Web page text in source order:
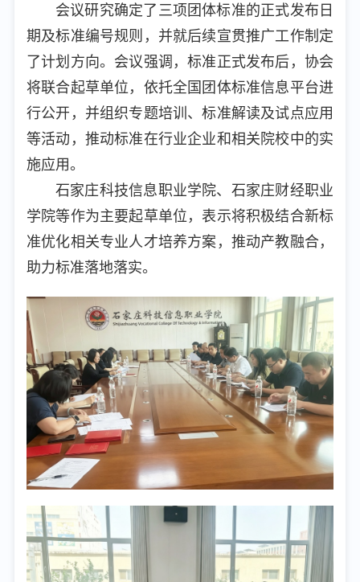
会议研究确定了三项团体标准的正式发布日
期及标准编号规则，并就后续宣贯推广工作制定
了计划方向。会议强调，标准正式发布后，协会
将联合起草单位，依托全国团体标准信息平台进
行公开，并组织专题培训、标准解读及试点应用
等活动，推动标准在行业企业和相关院校中的实
施应用。
石家庄科技信息职业学院、石家庄财经职业
学院等作为主要起草单位，表示将积极结合新标
准优化相关专业人才培养方案，推动产教融合，
助力标准落地落实。